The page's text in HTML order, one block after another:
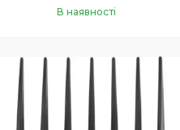
В наявності
Купити